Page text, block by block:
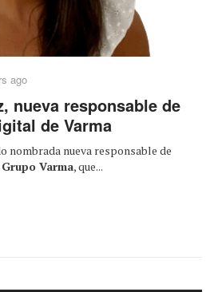
ago
nueva responsable de
de Varma
nombrada nueva responsable de
Grupo Varma, que...